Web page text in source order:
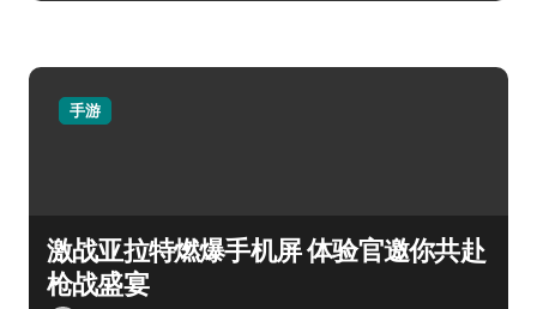
手游
激战亚拉特燃爆手机屏 体验官邀你共赴
枪战盛宴